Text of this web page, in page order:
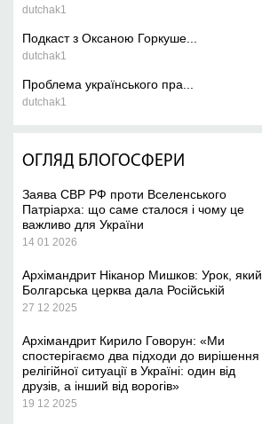
dutchak1
Подкаст з Оксаною Горкуше...
dutchak1
Проблема українського пра...
dutchak1
ОГЛЯД БЛОГОСФЕРИ
Заява СВР РФ проти Вселенського
Патріарха: що саме сталося і чому це
важливо для України
14 01 2026
Архімандрит Ніканор Мишков: Урок, який
Болгарська церква дала Російській
27 12 2025
Архімандрит Кирило Говорун: «Ми
спостерігаємо два підходи до вирішення
релігійної ситуації в Україні: один від
друзів, а інший від ворогів»
19 12 2025